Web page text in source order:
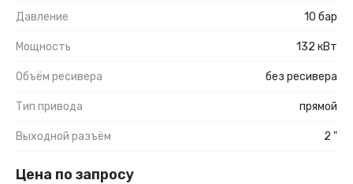
Давление 10 бар
Мощность 132 кВт
Объём ресивера без ресивера
Тип привода прямой
Выходной разъём 2 "
Цена по запросу